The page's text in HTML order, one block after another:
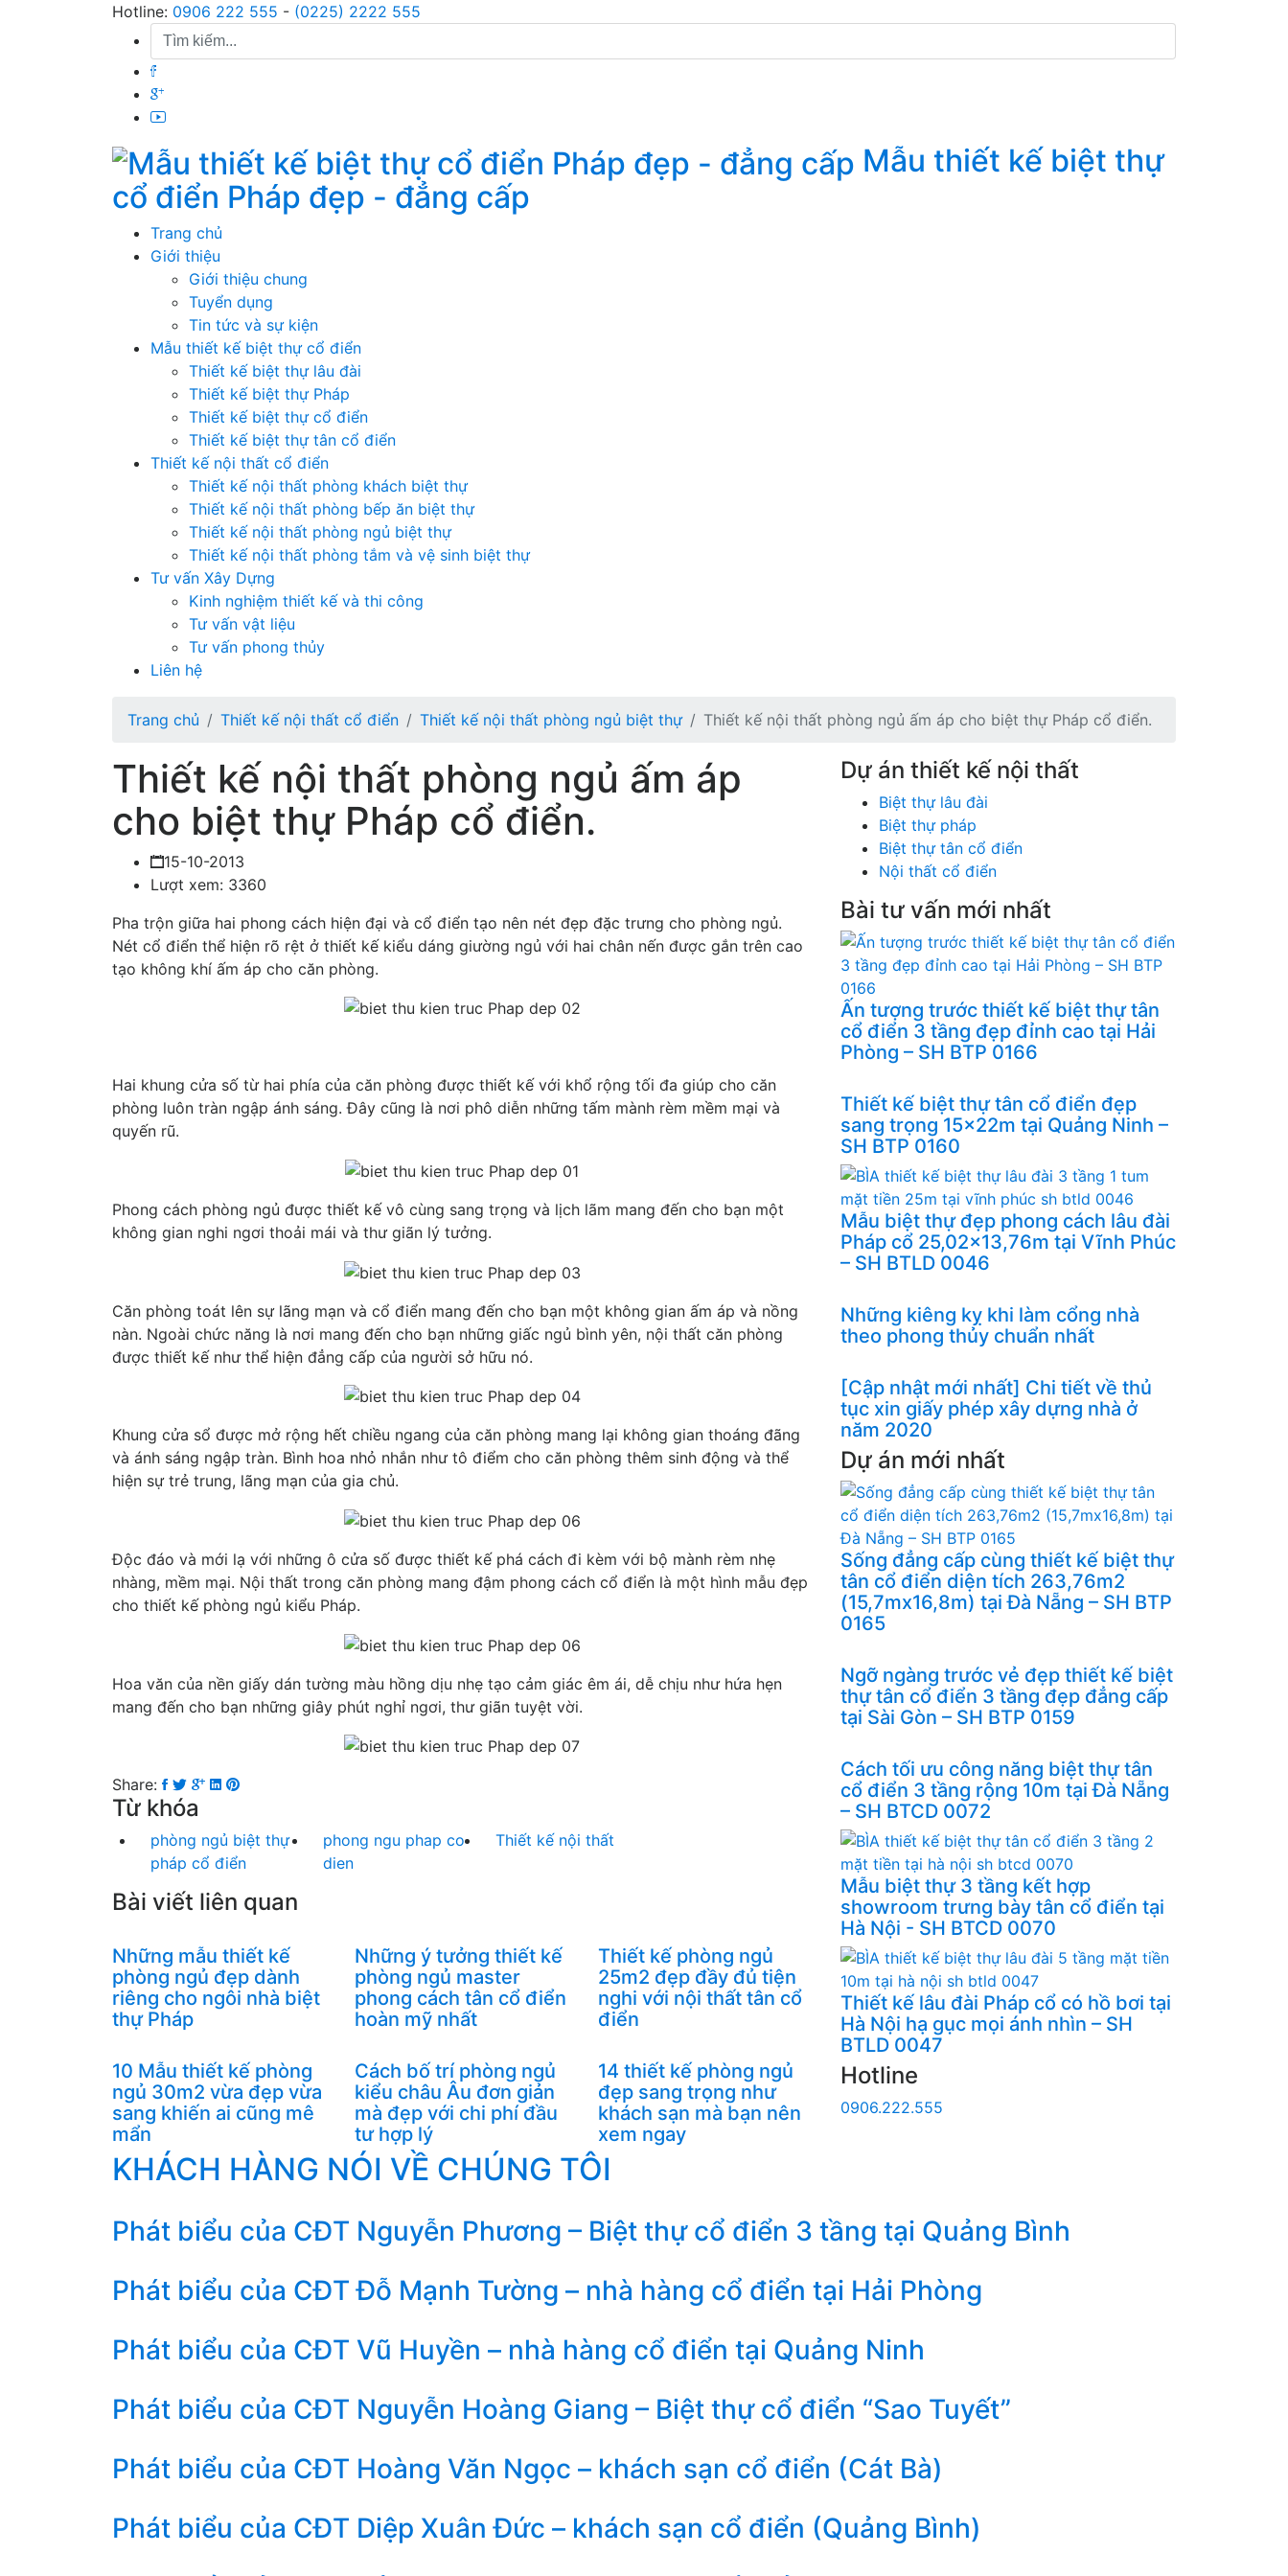
Hotline: 0906 222 555 - (0225) 2222 555
Mẫu thiết kế biệt thự
cổ điển Pháp đẹp - đẳng cấp
Trang chủ
Giới thiệu
Giới thiệu chung
Tuyển dụng
Tin tức và sự kiện
Mẫu thiết kế biệt thự cổ điển
Thiết kế biệt thự lâu đài
Thiết kế biệt thự Pháp
Thiết kế biệt thự cổ điển
Thiết kế biệt thự tân cổ điển
Thiết kế nội thất cổ điển
Thiết kế nội thất phòng khách biệt thự
Thiết kế nội thất phòng bếp ăn biệt thự
Thiết kế nội thất phòng ngủ biệt thự
Thiết kế nội thất phòng tắm và vệ sinh biệt thự
Tư vấn Xây Dựng
Kinh nghiệm thiết kế và thi công
Tư vấn vật liệu
Tư vấn phong thủy
Liên hệ
Trang chủ Thiết kế nội thất cổ điển Thiết kế nội thất phòng ngủ biệt thự Thiết kế nội thất phòng ngủ ấm áp cho biệt thự Pháp cổ điển.
Thiết kế nội thất phòng ngủ ấm áp
cho biệt thự Pháp cổ điển.
15-10-2013
Lượt xem: 3360
Pha trộn giữa hai phong cách hiện đại và cổ điển tạo nên nét đẹp đặc trưng cho phòng ngủ.
Nét cổ điển thể hiện rõ rệt ở thiết kế kiểu dáng giường ngủ với hai chân nến được gắn trên cao
tạo không khí ấm áp cho căn phòng.
Hai khung cửa số từ hai phía của căn phòng được thiết kế với khổ rộng tối đa giúp cho căn
phòng luôn tràn ngập ánh sáng. Đây cũng là nơi phô diễn những tấm mành rèm mềm mại và
quyến rũ.
Phong cách phòng ngủ được thiết kế vô cùng sang trọng và lịch lãm mang đến cho bạn một
không gian nghi ngơi thoải mái và thư giãn lý tưởng.
Căn phòng toát lên sự lãng mạn và cổ điển mang đến cho bạn một không gian ấm áp và nồng
nàn. Ngoài chức năng là nơi mang đến cho bạn những giấc ngủ bình yên, nội thất căn phòng
được thiết kế như thể hiện đẳng cấp của người sở hữu nó.
Khung cửa sổ được mở rộng hết chiều ngang của căn phòng mang lại không gian thoáng đãng
và ánh sáng ngập tràn. Bình hoa nhỏ nhắn như tô điểm cho căn phòng thêm sinh động và thể
hiện sự trẻ trung, lãng mạn của gia chủ.
Độc đáo và mới lạ với những ô cửa số được thiết kế phá cách đi kèm với bộ mành rèm nhẹ
nhàng, mềm mại. Nội thất trong căn phòng mang đậm phong cách cổ điển là một hình mẫu đẹp
cho thiết kế phòng ngủ kiểu Pháp.
Hoa văn của nền giấy dán tường màu hồng dịu nhẹ tạo cảm giác êm ái, dễ chịu như hứa hẹn
mang đến cho bạn những giây phút nghỉ ngơi, thư giãn tuyệt vời.
Share:
Từ khóa
phòng ngủ biệt thự
pháp cổ điển
phong ngu phap co
dien
Thiết kế nội thất
Bài viết liên quan
Những mẫu thiết kế
phòng ngủ đẹp dành
riêng cho ngôi nhà biệt
thự Pháp
Những ý tưởng thiết kế
phòng ngủ master
phong cách tân cổ điển
hoàn mỹ nhất
Thiết kế phòng ngủ
25m2 đẹp đầy đủ tiện
nghi với nội thất tân cổ
điển
10 Mẫu thiết kế phòng
ngủ 30m2 vừa đẹp vừa
sang khiến ai cũng mê
mẩn
Cách bố trí phòng ngủ
kiểu châu Âu đơn giản
mà đẹp với chi phí đầu
tư hợp lý
14 thiết kế phòng ngủ
đẹp sang trọng như
khách sạn mà bạn nên
xem ngay
Dự án thiết kế nội thất
Biệt thự lâu đài
Biệt thự pháp
Biệt thự tân cổ điển
Nội thất cổ điển
Bài tư vấn mới nhất
Ấn tượng trước thiết kế biệt thự tân
cổ điển 3 tầng đẹp đỉnh cao tại Hải
Phòng – SH BTP 0166
Thiết kế biệt thự tân cổ điển đẹp
sang trọng 15x22m tại Quảng Ninh –
SH BTP 0160
Mẫu biệt thự đẹp phong cách lâu đài
Pháp cổ 25,02x13,76m tại Vĩnh Phúc
– SH BTLD 0046
Những kiêng kỵ khi làm cổng nhà
theo phong thủy chuẩn nhất
[Cập nhật mới nhất] Chi tiết về thủ
tục xin giấy phép xây dựng nhà ở
năm 2020
Dự án mới nhất
Sống đẳng cấp cùng thiết kế biệt thự
tân cổ điển diện tích 263,76m2
(15,7mx16,8m) tại Đà Nẵng – SH BTP
0165
Ngỡ ngàng trước vẻ đẹp thiết kế biệt
thự tân cổ điển 3 tầng đẹp đẳng cấp
tại Sài Gòn – SH BTP 0159
Cách tối ưu công năng biệt thự tân
cổ điển 3 tầng rộng 10m tại Đà Nẵng
– SH BTCD 0072
Mẫu biệt thự 3 tầng kết hợp
showroom trưng bày tân cổ điển tại
Hà Nội - SH BTCD 0070
Thiết kế lâu đài Pháp cổ có hồ bơi tại
Hà Nội hạ gục mọi ánh nhìn – SH
BTLD 0047
Hotline
0906.222.555
KHÁCH HÀNG NÓI VỀ CHÚNG TÔI
Phát biểu của CĐT Nguyễn Phương – Biệt thự cổ điển 3 tầng tại Quảng Bình
Phát biểu của CĐT Đỗ Mạnh Tường – nhà hàng cổ điển tại Hải Phòng
Phát biểu của CĐT Vũ Huyền – nhà hàng cổ điển tại Quảng Ninh
Phát biểu của CĐT Nguyễn Hoàng Giang – Biệt thự cổ điển “Sao Tuyết”
Phát biểu của CĐT Hoàng Văn Ngọc – khách sạn cổ điển (Cát Bà)
Phát biểu của CĐT Diệp Xuân Đức – khách sạn cổ điển (Quảng Bình)